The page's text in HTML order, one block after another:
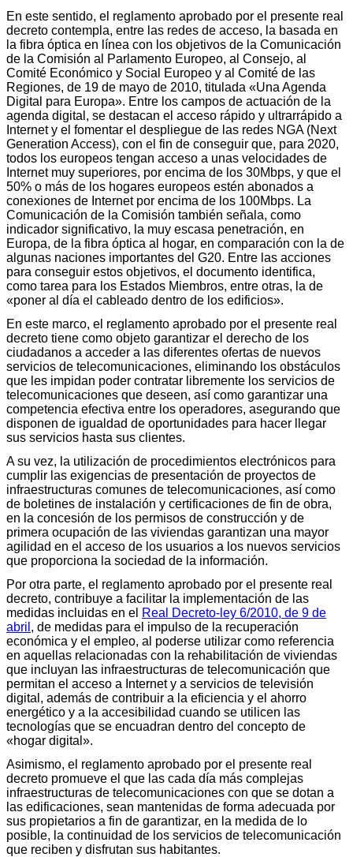
En este sentido, el reglamento aprobado por el presente real
decreto contempla, entre las redes de acceso, la basada en
la fibra óptica en línea con los objetivos de la Comunicación
de la Comisión al Parlamento Europeo, al Consejo, al
Comité Económico y Social Europeo y al Comité de las
Regiones, de 19 de mayo de 2010, titulada «Una Agenda
Digital para Europa». Entre los campos de actuación de la
agenda digital, se destacan el acceso rápido y ultrarrápido a
Internet y el fomentar el despliegue de las redes NGA (Next
Generation Access), con el fin de conseguir que, para 2020,
todos los europeos tengan acceso a unas velocidades de
Internet muy superiores, por encima de los 30Mbps, y que el
50% o más de los hogares europeos estén abonados a
conexiones de Internet por encima de los 100Mbps. La
Comunicación de la Comisión también señala, como
indicador significativo, la muy escasa penetración, en
Europa, de la fibra óptica al hogar, en comparación con la de
algunas naciones importantes del G20. Entre las acciones
para conseguir estos objetivos, el documento identifica,
como tarea para los Estados Miembros, entre otras, la de
«poner al día el cableado dentro de los edificios».
En este marco, el reglamento aprobado por el presente real
decreto tiene como objeto garantizar el derecho de los
ciudadanos a acceder a las diferentes ofertas de nuevos
servicios de telecomunicaciones, eliminando los obstáculos
que les impidan poder contratar libremente los servicios de
telecomunicaciones que deseen, así como garantizar una
competencia efectiva entre los operadores, asegurando que
disponen de igualdad de oportunidades para hacer llegar
sus servicios hasta sus clientes.
A su vez, la utilización de procedimientos electrónicos para
cumplir las exigencias de presentación de proyectos de
infraestructuras comunes de telecomunicaciones, así como
de boletines de instalación y certificaciones de fin de obra,
en la concesión de los permisos de construcción y de
primera ocupación de las viviendas garantizan una mayor
agilidad en el acceso de los usuarios a los nuevos servicios
que proporciona la sociedad de la información.
Por otra parte, el reglamento aprobado por el presente real
decreto, contribuye a facilitar la implementación de las
medidas incluidas en el Real Decreto-ley 6/2010, de 9 de
abril , de medidas para el impulso de la recuperación
económica y el empleo, al poderse utilizar como referencia
en aquellas relacionadas con la rehabilitación de viviendas
que incluyan las infraestructuras de telecomunicación que
permitan el acceso a Internet y a servicios de televisión
digital, además de contribuir a la eficiencia y el ahorro
energético y a la accesibilidad cuando se utilicen las
tecnologías que se encuadran dentro del concepto de
«hogar digital».
Asimismo, el reglamento aprobado por el presente real
decreto promueve el que las cada día más complejas
infraestructuras de telecomunicaciones con que se dotan a
las edificaciones, sean mantenidas de forma adecuada por
sus propietarios a fin de garantizar, en la medida de lo
posible, la continuidad de los servicios de telecomunicación
que reciben y disfrutan sus habitantes.